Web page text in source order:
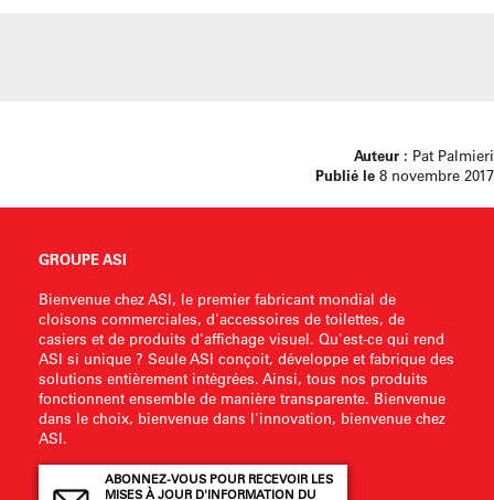
Auteur : Pat Palmieri
Publié le 8 novembre 2017
GROUPE ASI
Bienvenue chez ASI, le premier fabricant mondial de
cloisons commerciales, d'accessoires de toilettes, de
casiers et de produits d'affichage visuel. Qu'est-ce qui rend
ASI si unique ? Seule ASI conçoit, développe et fabrique des
solutions entièrement intégrées. Ainsi, tous nos produits
fonctionnent ensemble de manière transparente. Bienvenue
dans le choix, bienvenue dans l'innovation, bienvenue chez
ASI.
ABONNEZ-VOUS POUR RECEVOIR LES
MISES À JOUR D'INFORMATION DU